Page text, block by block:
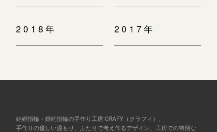
2018年 2017年
結婚指輪・婚約指輪の手作り工房 CRAFY（クラフィ）。
手作りの優しい温もり、ふたりで考え作るデザイン、工房での特別な